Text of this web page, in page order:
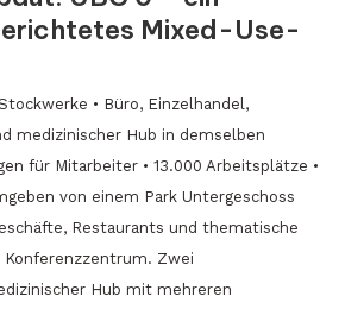
Mixed-Use-
• Büro, Einzelhandel,
medizinischer Hub in demselben
für Mitarbeiter • 13.000 Arbeitsplätze •
von einem Park Untergeschoss
Restaurants und thematische
Konferenzzentrum. Zwei
Hub mit mehreren